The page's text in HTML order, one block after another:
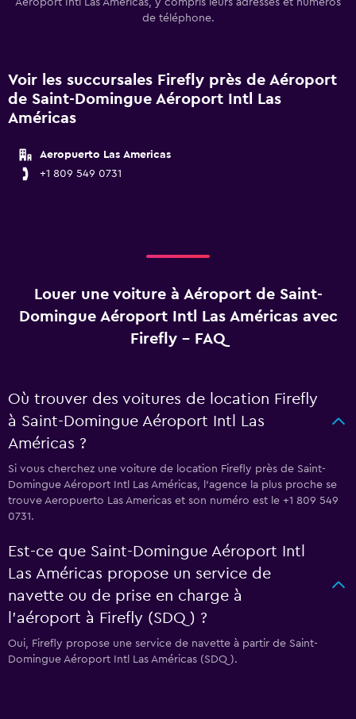
Aéroport Intl Las Américas, y compris leurs adresses et numéros
de téléphone.
Voir les succursales Firefly près de Aéroport
de Saint-Domingue Aéroport Intl Las
Américas
Aeropuerto Las Americas
+1 809 549 0731
Louer une voiture à Aéroport de Saint-
Domingue Aéroport Intl Las Américas avec
Firefly - FAQ
Où trouver des voitures de location Firefly
à Saint-Domingue Aéroport Intl Las
Américas ?
Si vous cherchez une voiture de location Firefly près de Saint-
Domingue Aéroport Intl Las Américas, l’agence la plus proche se
trouve Aeropuerto Las Americas et son numéro est le +1 809 549
0731.
Est-ce que Saint-Domingue Aéroport Intl
Las Américas propose un service de
navette ou de prise en charge à
l’aéroport à Firefly (SDQ) ?
Oui, Firefly propose une service de navette à partir de Saint-
Domingue Aéroport Intl Las Américas (SDQ).